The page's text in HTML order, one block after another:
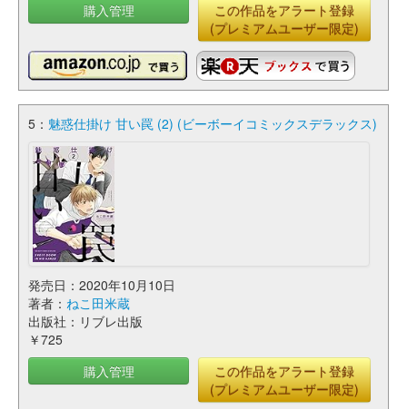
購入管理
この作品をアラート登録
(プレミアムユーザー限定)
5： 魅惑仕掛け 甘い罠 (2) (ビーボーイコミックスデラックス)
発売日：2020年10月10日
著者： ねこ田米蔵
出版社：リブレ出版
￥725
購入管理
この作品をアラート登録
(プレミアムユーザー限定)